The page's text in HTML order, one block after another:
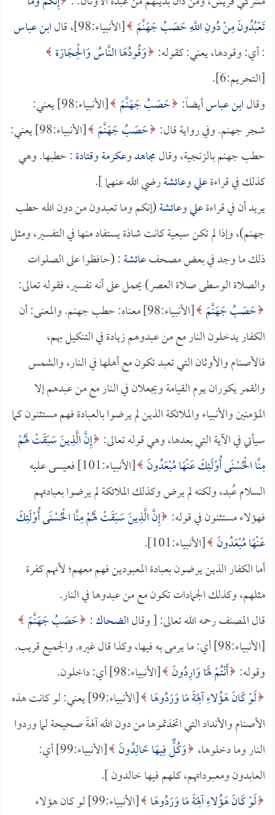
تَعْبُدُونَ مِنْ دُونِ اللَّهِ حَصَبُ جَهَنَّمَ [الأنبياء:98]، قال
ابن عباس
: أي: وقودها، يعني: كقوله: وَقُودُهَا النَّاسُ وَالْحِجَارَة
[التحريم:6].
وقالابن عباسأيضاً: حَصَبُ جَهَنَّمَ
[الأنبياء:98] يعني:
شجر جهنم. وفي رواية قال: حَصَبُ جَهَنَّمَ
[الأنبياء:98] يعني:
حطب جهنم بالزنجية، وقالمجاهدوعكرمةوقتادة: حطبها. وهي
كذلك في قراءةعليوعائشةرضي الله عنهما ].
يريد أن في قراءةعليوعائشة(إنكم وما تعبدون من دون الله حطب
جهنم)، وإذا لم تكن سبعية كانت شاذة يستفاد منها في التفسير، ومثل
ذلك ما وجد في بعض مصحفعائشة: (حافظوا على الصلوات
والصلاة الوسطى صلاة العصر) يحمل على أنه تفسير، فقوله تعالى:
حَصَبُ جَهَنَّمَ
[الأنبياء:98] معناه: حطب جهنم. والمعنى: أن
الكفار يدخلون النار مع من عبدوهم زيادة في التنكيل بهم،
فالأصنام والأوثان التي تعبد تكون مع أهلها في النار، والشمس
والقمر يكوران يوم القيامة ويجعلان في النار مع من عبدهم إلا
المؤمنين والأنبياء والملائكة الذين لم يرضوا بالعبادة فهم مستثنون كما
سيأتي في الآية التي بعدها، وهي قوله تعالى: إِنَّ الَّذِينَ سَبَقَتْ لَهُمْ
مِنَّا الْحُسْنَى أُوْلَئِكَ عَنْهَا مُبْعَدُونَ
[الأنبياء:101] فعيسى عليه
السلام عُبد، ولكنه لم يرض وكذلك الملائكة لم يرضوا بعبادتهم
فهؤلاء مستثنون في قوله: إِنَّ الَّذِينَ سَبَقَتْ لَهُمْ مِنَّا الْحُسْنَى أُوْلَئِكَ
عَنْهَا مُبْعَدُونَ [الأنبياء:101].
أما الكفار الذين يرضون بعبادة المعبودين فهم معهم؛ لأنهم كفرة
مثلهم، وكذلك الجمادات تكون مع من عبدوها في النار.
قال المصنف رحمه الله تعالى: [ وقالالضحاك: حَصَبُ جَهَنَّمَ
[الأنبياء:98] أي: ما يرمى به فيها، وكذا قال غيره. والجميع قريب.
وقوله: أَنْتُمْ لَهَا وَارِدُونَ [الأنبياء:98] أي: داخلون.
لَوْ كَانَ هَؤُلاءِ آلِهَةً مَا وَرَدُوهَا
[الأنبياء:99] يعني: لو كانت هذه
الأصنام والأنداد التي اتخذتموها من دون الله آلهةً صحيحة لما وردوا
النار وما دخلوها، وَكُلٌّ فِيهَا خَالِدُونَ
[الأنبياء:99] أي:
العابدون ومعبوداتهم، كلهم فيها خالدون ].
لَوْ كَانَ هَؤُلاءِ آلِهَةً مَا وَرَدُوهَا
[الأنبياء:99] لو كان هؤلاء